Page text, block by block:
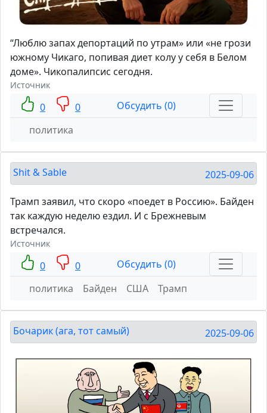
“Люблю запах депортаций по утрам» или «не грози
южному Чикаго, попивая диет колу у себя в Белом
доме». Чикопалипсис сегодня.
Источник
0 0
Обсудить (0)
политика
Shit & Sable 2025-09-06
Трамп заявил, что скоро «поедет в Россию». Байден
так каждую неделю ездил. И с Брежневым
встречался.
Источник
0 0
Обсудить (0)
политика
Байден США Трамп
Бочарик (ага, тот самый) 2025-09-06